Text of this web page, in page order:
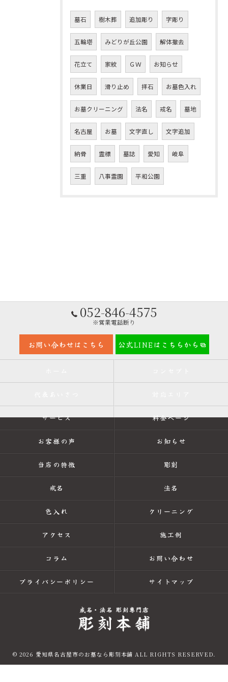
墓石 樹木葬 追加彫り 字彫り
五輪塔 みどりが丘公園 解体撤去
花立て 家紋 ＧＷ お知らせ
休業日 滑り止め 拝石 お墓色入れ
お墓クリーニング 法名 戒名 墓地
名古屋 お墓 文字直し 文字追加
納骨 霊標 墓誌 愛知 岐阜
三重 八事霊園 平和公園
052-846-4575
※営業電話断り
お問い合わせはこちら 公式LINEはこちらから
サービス 料金ページ
お客様の声 お知らせ
当店の特徴 彫刻
戒名 法名
色入れ クリーニング
アクセス 施工例
コラム お問い合わせ
プライバシーポリシー サイトマップ
© 2026 愛知県名古屋市のお墓なら彫刻本舗 ALL RIGHTS RESERVED.